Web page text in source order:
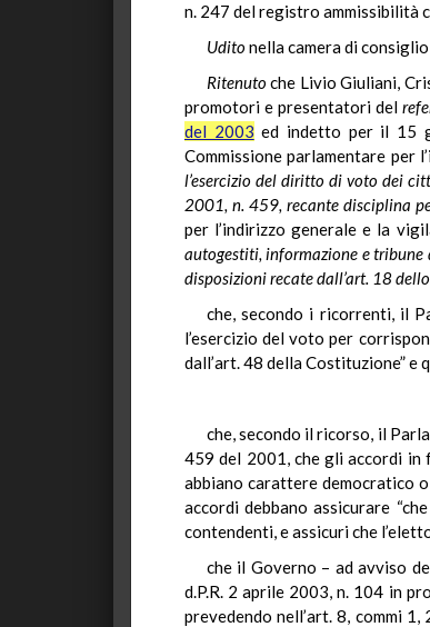
n. 247 del registro ammissibilità
Uditonella camera di
Ritenutoche Livio Giuliani,
promotori e presentatori del
del 2003 ed indetto per il 15
Commissione parlamentare per
l’esercizio del diritto di voto dei
2001, n. 459, recante disciplina
per l’indirizzo generale e la
autogestiti, informazione e
disposizioni recate dall’art. 18
che, secondo i ricorrenti, il
l’esercizio del voto per
dall’art. 48 della Costituzione” e
che, secondo il ricorso, il
459 del 2001, che gli accordi in
abbiano carattere democratico
accordi debbano assicurare
contendenti, e assicuri che
che il Governo – ad avviso
d.P.R. 2 aprile 2003, n. 104 in
prevedendo nell’art. 8, commi